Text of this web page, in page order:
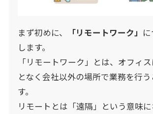
まず初めに、 「リモートワーク」
します。
「リモートワーク」とは、オフィ
となく会社以外の場所で業務を行
す。
リモートとは「遠隔」という意味